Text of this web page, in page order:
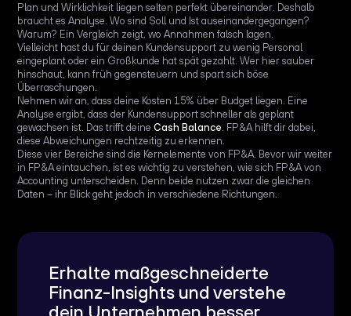
Plan und Wirklichkeit liegen selten perfekt übereinander. Deshalb
braucht es Analyse. Wo sind Soll und Ist auseinandergegangen?
Warum? Ein Vergleich zeigt, wo Annahmen falsch lagen.
Vielleicht hast du für deinen Kundensupport zu wenig Personal
eingeplant oder ein Großkunde hat spät gezahlt. Wer hier sauber
hinschaut, kann früh gegensteuern und spart sich böse
Überraschungen.
Nehmen wir an, dass deine Kosten 15% über Budget liegen. Eine
Analyse ergibt, dass der Kundensupport schneller als geplant
gewachsen ist. Das trifft deineCash Balance . FP&A hilft dir dabei,
diese Abweichungen rechtzeitig zu erkennen.
Diese vier Bereiche sind die Kernelemente von FP&A. Bevor wir weiter
in FP&A eintauchen, ist es wichtig zu verstehen, wie sich FP&A von
Accounting unterscheiden. Denn beide nutzen zwar die gleichen
Daten – ihr Blick geht jedoch in verschiedene Richtungen.
Erhalte maßgeschneiderte
Finanz-Insights und verstehe
dein Unternehmen besser